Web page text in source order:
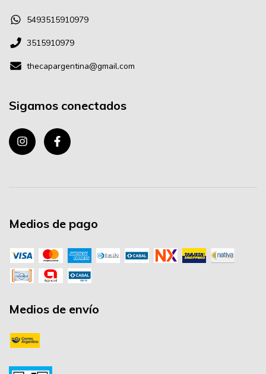
5493515910979
3515910979
thecapargentina@gmail.com
Sigamos conectados
Medios de pago
Medios de envío